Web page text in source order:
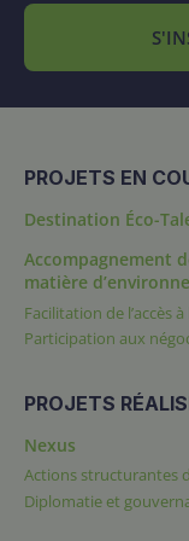
PROJETS EN
Destination Éco-
Accompagnement
matière
Facilitation de l’accès
Participation aux
PROJETS
Nexus
Actions structurantes
Diplomatie et